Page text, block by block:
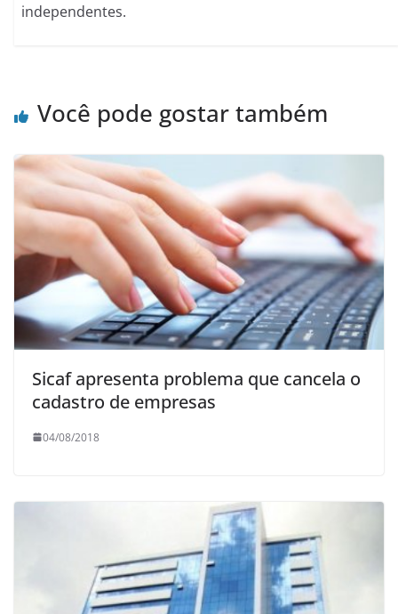
independentes.
Você pode gostar também
Sicaf apresenta problema que cancela o
cadastro de empresas
04/08/2018